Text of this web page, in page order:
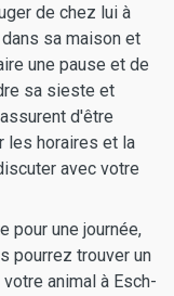
de chez lui à
sa maison et
une pause et de
sa sieste et
d'être
les horaires et la
avec votre
pour une journée,
pourrez trouver un
animal à Esch-